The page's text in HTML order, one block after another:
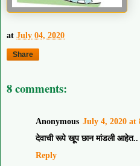
at July 04, 2020
Share
8 comments:
Anonymous July 4, 2020 at
देवाची रूपे खूप छान मांडली आहेत..
Reply